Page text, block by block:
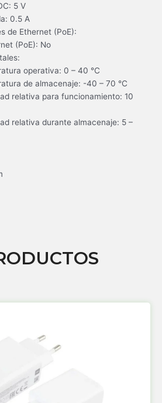
5 V
0.5 A
de Ethernet (PoE):
(PoE): No
operativa: 0 – 40 °C
de almacenaje: -40 – 70 °C
relativa para funcionamiento: 10
relativa durante almacenaje: 5 –